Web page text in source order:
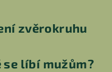
zvěrokruhu
se líbí mužům?